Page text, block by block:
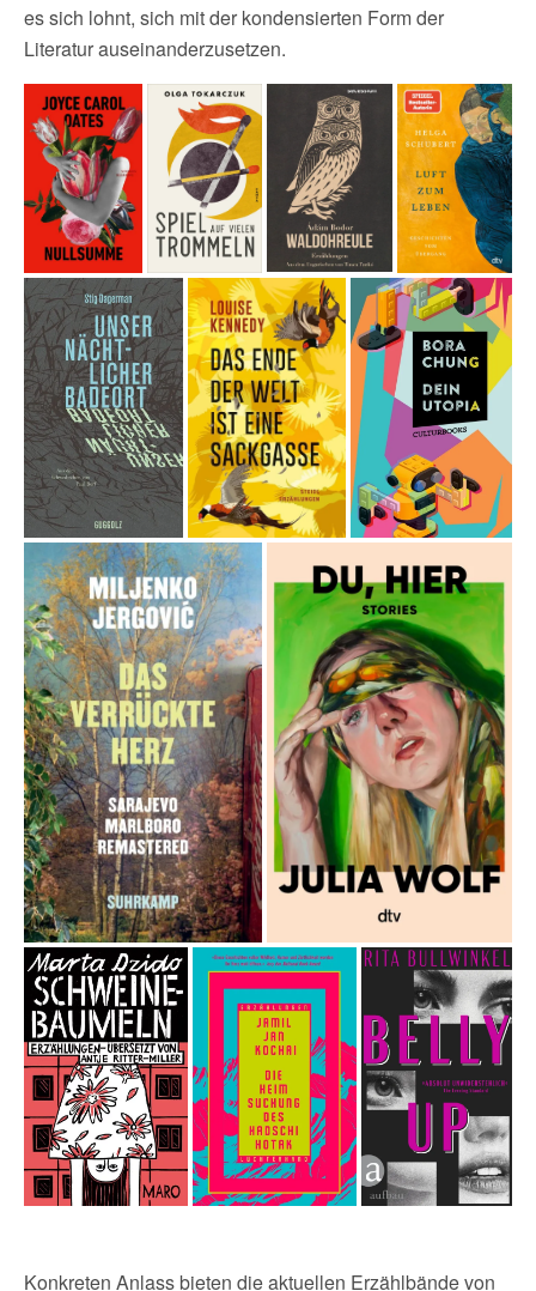
es sich lohnt, sich mit der kondensierten Form der
Literatur auseinanderzusetzen.
Konkreten Anlass bieten die aktuellen Erzählbände von